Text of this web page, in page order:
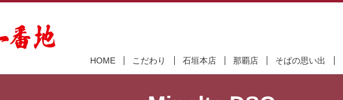
HOME こだわり 石垣本店 那覇店 そばの思い出